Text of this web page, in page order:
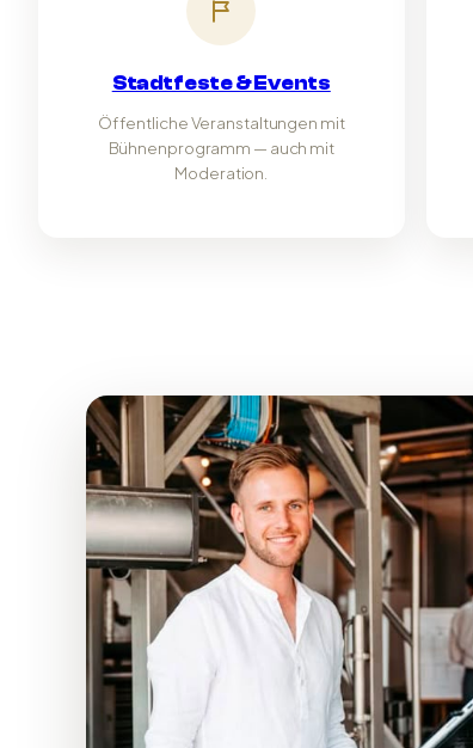
Stadtfeste & Events
Öffentliche Veranstaltungen mit
Bühnenprogramm — auch mit
Moderation.